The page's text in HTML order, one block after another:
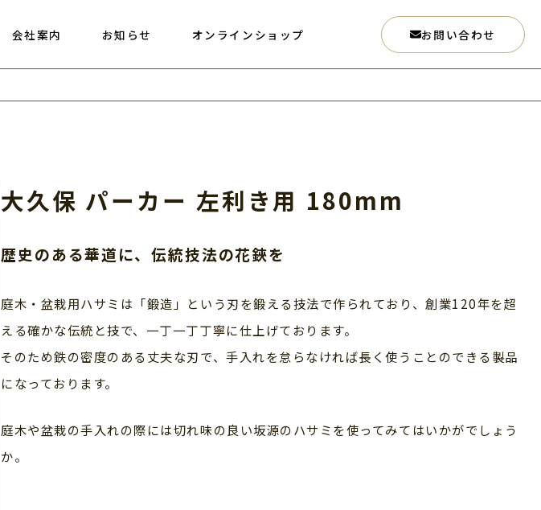
会社案内 お知らせ オンラインショップ お問い合わせ
大久保 パーカー 左利き用 180mm
歴史のある華道に、伝統技法の花鋏を
庭木・盆栽用ハサミは「鍛造」という刃を鍛える技法で作られており、創業120年を超
える確かな伝統と技で、一丁一丁丁寧に仕上げております。
そのため鉄の密度のある丈夫な刃で、手入れを怠らなければ長く使うことのできる製品
になっております。
庭木や盆栽の手入れの際には切れ味の良い坂源のハサミを使ってみてはいかがでしょう
か。